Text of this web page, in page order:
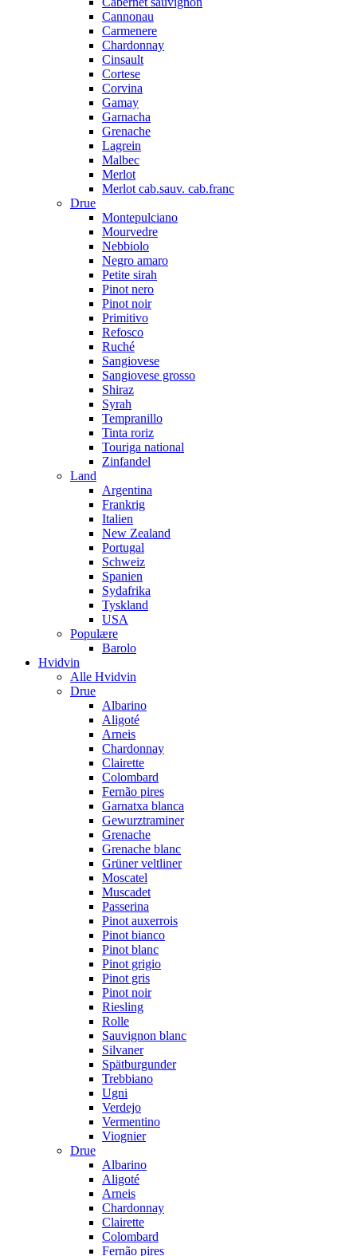
Cannonau
Carmenere
Chardonnay
Cinsault
Cortese
Corvina
Gamay
Garnacha
Grenache
Lagrein
Malbec
Merlot
Merlot cab.sauv. cab.franc
Drue
Montepulciano
Mourvedre
Nebbiolo
Negro amaro
Petite sirah
Pinot nero
Pinot noir
Primitivo
Refosco
Ruché
Sangiovese
Sangiovese grosso
Shiraz
Syrah
Tempranillo
Tinta roriz
Touriga national
Zinfandel
Land
Argentina
Frankrig
Italien
New Zealand
Portugal
Schweiz
Spanien
Sydafrika
Tyskland
USA
Populære
Barolo
Hvidvin
Alle Hvidvin
Drue
Albarino
Aligoté
Arneis
Chardonnay
Clairette
Colombard
Fernão pires
Garnatxa blanca
Gewurztraminer
Grenache
Grenache blanc
Grüner veltliner
Moscatel
Muscadet
Passerina
Pinot auxerrois
Pinot bianco
Pinot blanc
Pinot grigio
Pinot gris
Pinot noir
Riesling
Rolle
Sauvignon blanc
Silvaner
Spätburgunder
Trebbiano
Ugni
Verdejo
Vermentino
Viognier
Drue
Albarino
Aligoté
Arneis
Chardonnay
Clairette
Colombard
Fernão pires